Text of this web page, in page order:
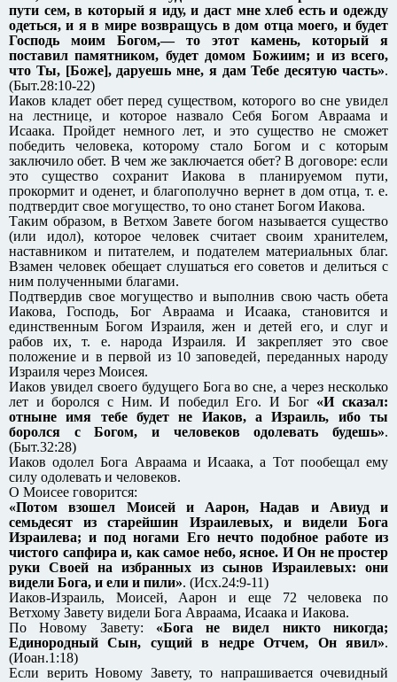
пути сем, в который я иду, и даст мне хлеб есть и одежду
одеться, и я в мире возвращусь в дом отца моего, и будет
Господь моим Богом,— то этот камень, который я
поставил памятником, будет домом Божиим; и из всего,
что Ты, [Боже], даруешь мне, я дам Тебе десятую часть».
(Быт.28:10-22)
Иаков кладет обет перед существом, которого во сне увидел
на лестнице, и которое назвало Себя Богом Авраама и
Исаака. Пройдет немного лет, и это существо не сможет
победить человека, которому стало Богом и с которым
заключило обет. В чем же заключается обет? В договоре: если
это существо сохранит Иакова в планируемом пути,
прокормит и оденет, и благополучно вернет в дом отца, т. е.
подтвердит свое могущество, то оно станет Богом Иакова.
Таким образом, в Ветхом Завете богом называется существо
(или идол), которое человек считает своим хранителем,
наставником и питателем, и подателем материальных благ.
Взамен человек обещает слушаться его советов и делиться с
ним полученными благами.
Подтвердив свое могущество и выполнив свою часть обета
Иакова, Господь, Бог Авраама и Исаака, становится и
единственным Богом Израиля, жен и детей его, и слуг и
рабов их, т. е. народа Израиля. И закрепляет это свое
положение и в первой из 10 заповедей, переданных народу
Израиля через Моисея.
Иаков увидел своего будущего Бога во сне, а через несколько
лет и боролся с Ним. И победил Его. И Бог «И сказал:
отныне имя тебе будет не Иаков, а Израиль, ибо ты
боролся с Богом, и человеков одолевать будешь».
(Быт.32:28)
Иаков одолел Бога Авраама и Исаака, а Тот пообещал ему
силу одолевать и человеков.
О Моисее говорится:
«Потом взошел Моисей и Аарон, Надав и Авиуд и
семьдесят из старейшин Израилевых, и видели Бога
Израилева; и под ногами Его нечто подобное работе из
чистого сапфира и, как самое небо, ясное. И Он не простер
руки Своей на избранных из сынов Израилевых: они
видели Бога, и ели и пили». (Исх.24:9-11)
Иаков-Израиль, Моисей, Аарон и еще 72 человека по
Ветхому Завету видели Бога Авраама, Исаака и Иакова.
По Новому Завету: «Бога не видел никто никогда;
Единородный Сын, сущий в недре Отчем, Он явил».
(Иоан.1:18)
Если верить Новому Завету, то напрашивается очевидный